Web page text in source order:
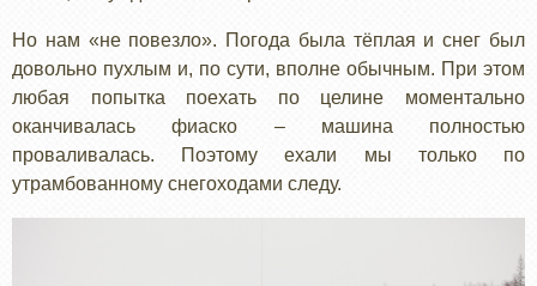
Но нам «не повезло». Погода была тёплая и снег был
довольно пухлым и, по сути, вполне обычным. При этом
любая попытка поехать по целине моментально
оканчивалась фиаско – машина полностью
проваливалась. Поэтому ехали мы только по
утрамбованному снегоходами следу.